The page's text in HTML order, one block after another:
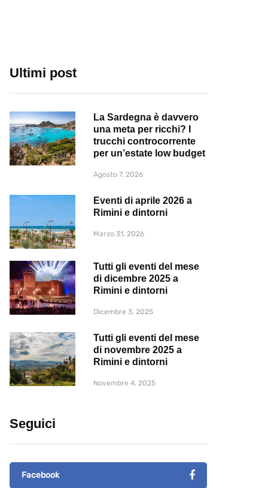
Ultimi post
La Sardegna è davvero
una meta per ricchi? I
trucchi controcorrente
per un’estate low budget
Agosto 7, 2026
Eventi di aprile 2026 a
Rimini e dintorni
Marzo 31, 2026
Tutti gli eventi del mese
di dicembre 2025 a
Rimini e dintorni
Dicembre 3, 2025
Tutti gli eventi del mese
di novembre 2025 a
Rimini e dintorni
Novembre 4, 2025
Seguici
Facebook